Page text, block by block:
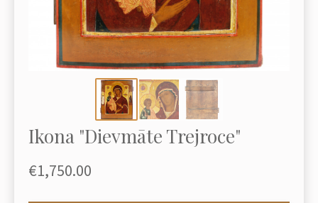
Ikona "Dievmāte Trejroce"
€1,750.00